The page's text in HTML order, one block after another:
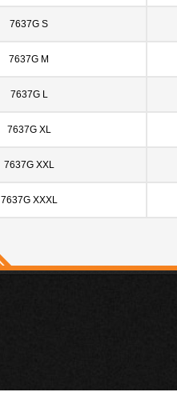
7637G S
7637G M
7637G L
7637G XL
7637G XXL
7637G XXXL